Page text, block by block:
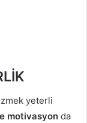
yeterli
motivasyon da